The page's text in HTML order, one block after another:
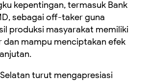
kepentingan, termasuk Bank
sebagai off-taker guna
produksi masyarakat memiliki
dan mampu menciptakan efek
turut mengapresiasi